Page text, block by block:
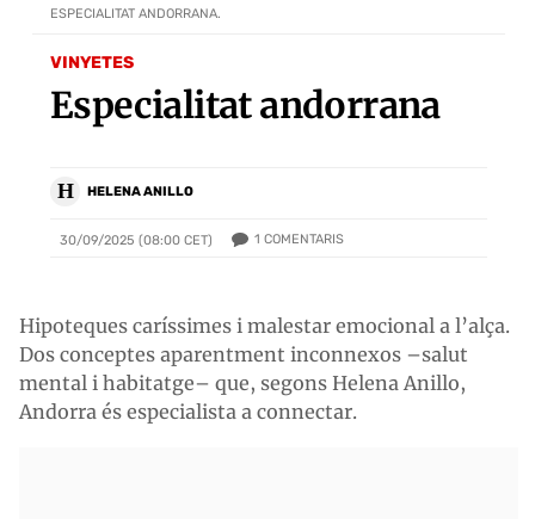
VINYETES
Especialitat andorrana
H HELENA ANILLO
30/09/2025 (08:00 CET) 1 COMENTARIS
ESPECIALITAT ANDORRANA.
Hipoteques caríssimes i malestar emocional a l’alça.
Dos conceptes aparentment inconnexos –salut
mental i habitatge– que, segons Helena Anillo,
Andorra és especialista a connectar.